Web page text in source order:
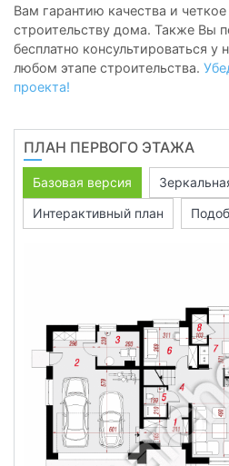
Вам гарантию качества и
строительству дома. Также Вы
бесплатно консультироваться у
любом этапе строительства.
проекта!
ПЛАН ПЕРВОГО ЭТАЖА
Базовая версия
Интерактивный план